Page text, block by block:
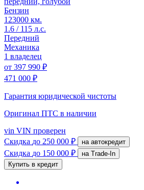
Бензин
123000 км.
1.6 / 115 л.с.
Передний
Механика
1 владелец
от 397 990 ₽
471 000 ₽
Гарантия юридической чистоты
Оригинал ПТС в наличии
vin VIN проверен
Скидка до 250 000 ₽ на автокредит
Скидка до 150 000 ₽
на Trade-In
Купить в кредит